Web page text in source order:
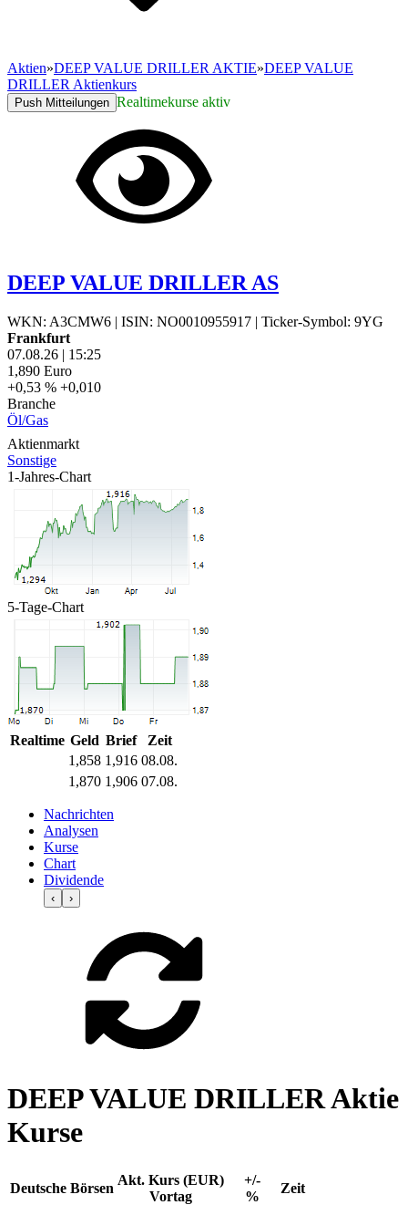
Aktien»DEEP VALUE DRILLER AKTIE»DEEP VALUE
DRILLER Aktienkurs
Push Mitteilungen Realtimekurse aktiv
DEEP VALUE DRILLER AS
WKN: A3CMW6 | ISIN: NO0010955917 | Ticker-Symbol: 9YG
Frankfurt
07.08.26 | 15:25
1,890 Euro
+0,53 % +0,010
Branche
Öl/Gas
Aktienmarkt
Sonstige
1-Jahres-Chart
5-Tage-Chart
Realtime Geld Brief
Zeit
1,858 1,916 08.08.
1,870 1,906 07.08.
Nachrichten
Analysen
Kurse
Chart
Dividende
‹ ›
DEEP VALUE DRILLER Aktie
Kurse
Deutsche Börsen
Akt. Kurs (EUR)
Vortag
+/-
%
Zeit